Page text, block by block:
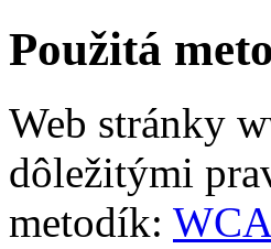
Použitá
Web stránky
dôležitými
metodík: